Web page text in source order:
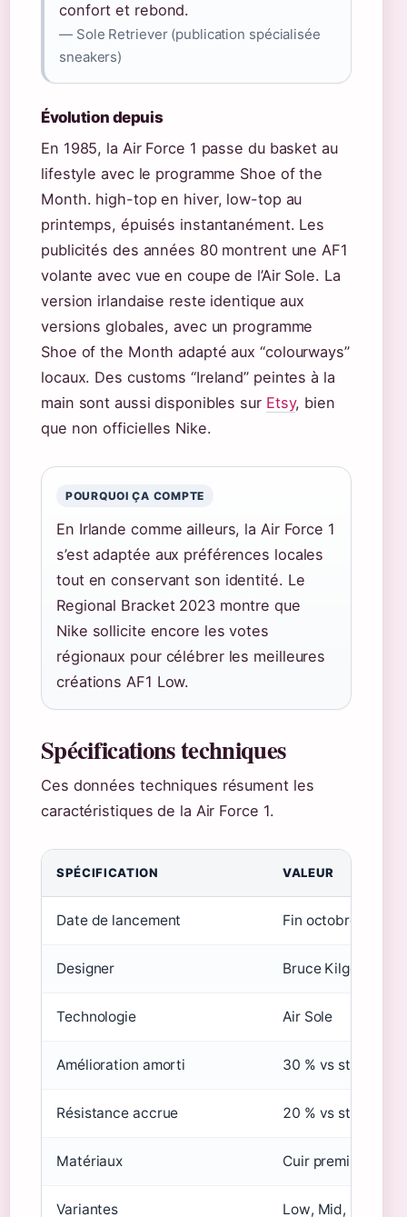
confort et rebond.
— Sole Retriever (publication spécialisée
sneakers)
Évolution depuis
En 1985, la Air Force 1 passe du basket au
lifestyle avec le programme Shoe of the
Month. high-top en hiver, low-top au
printemps, épuisés instantanément. Les
publicités des années 80 montrent une AF1
volante avec vue en coupe de l’Air Sole. La
version irlandaise reste identique aux
versions globales, avec un programme
Shoe of the Month adapté aux “colourways”
locaux. Des customs “Ireland” peintes à la
main sont aussi disponibles sur Etsy, bien
que non officielles Nike.
POURQUOI ÇA COMPTE
En Irlande comme ailleurs, la Air Force 1
s’est adaptée aux préférences locales
tout en conservant son identité. Le
Regional Bracket 2023 montre que
Nike sollicite encore les votes
régionaux pour célébrer les meilleures
créations AF1 Low.
Spécifications techniques
Ces données techniques résument les
caractéristiques de la Air Force 1.
SPÉCIFICATION VALEUR
Date de lancement Fin octobre 1982
Designer Bruce Kilgore
Technologie Air Sole
Amélioration amorti 30 % vs standard
Résistance accrue 20 % vs standard
Matériaux Cuir premium,
Variantes Low, Mid, High-